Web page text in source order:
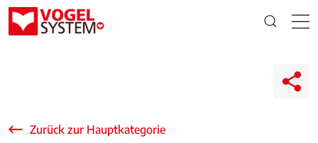
Zurück zur Hauptkategorie